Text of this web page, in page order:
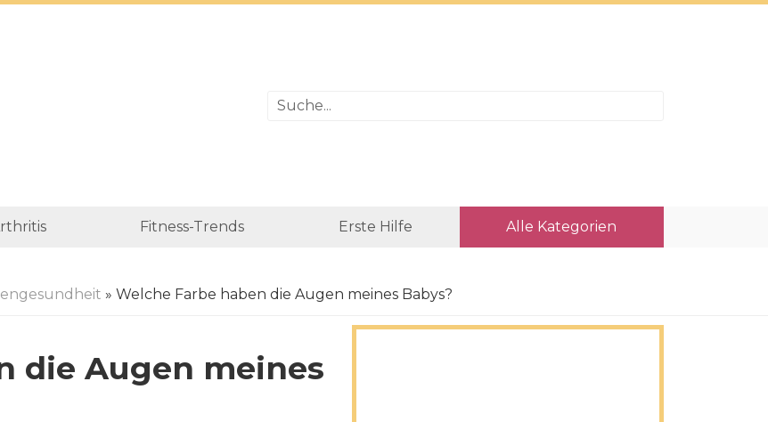
Fitness-Trends Erste Hilfe Alle Kategorien
» Welche Farbe haben die Augen meines Babys?
die Augen meines